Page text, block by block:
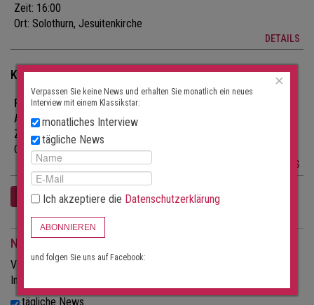
Zeit: 16:00
Ort: Solothurn, Jesuitenkirche
DETAILS
Klassische Konzerte am 02.12.2026
Fermata Musica Dezember 26
Advent- und Weihnachtsmelodien
Zeit: 17:30
Ort:Solothurn, Jesuitenkirche
DETAILS
Newsletter
Verpassen Sie keine News und erhalten Sie monatlich ein neues
Interview mit einem Klassikstar:
tägliche News
×
Verpassen Sie keine News und erhalten Sie monatlich ein neues
Interview mit einem Klassikstar:
monatliches Interview
tägliche News
Ich akzeptiere die Datenschutzerklärung
ABONNIEREN
und folgen Sie uns auf Facebook: